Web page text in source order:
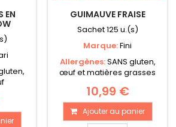
EN
GUIMAUVE FRAISE
Sachet 125 u.(s)
Marque:Fini
Allergènes:SANS gluten,
œuf et matières grasses
10,99 €
Ajouter au panier